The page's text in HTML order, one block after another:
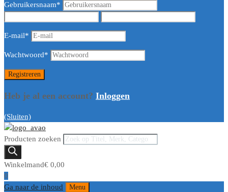
Gebruikersnaam*
E-mail*
Wachtwoord*
Heb je al een account? Inloggen
(Sluiten)
Producten zoeken
Winkelmand€ 0,00
0
Ga naar de inhoud
Menu